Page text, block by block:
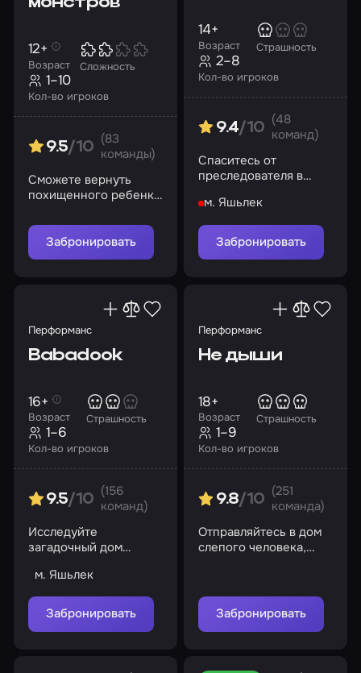
Возраст
12+
Сложность
Кол-во игроков
1–10
9.5/10
(83
команды)
Сможете вернуть
похищенного ребенка
Забронировать
Возраст
14+
Страшность
Кол-во игроков
2–8
9.4/10
(48
команд)
Спаситесь от
преследователя в
м. Яшьлек
Забронировать
Перформанс
Babadook
Возраст
16+
Страшность
Кол-во игроков
1–6
9.5/10
(156
команд)
Исследуйте
загадочный дом
его тайны
м. Яшьлек
Забронировать
Перформанс
Не дыши
Возраст
18+
Страшность
Кол-во игроков
1–9
9.8/10
(251
команда)
Отправляйтесь в дом
слепого человека,
Забронировать